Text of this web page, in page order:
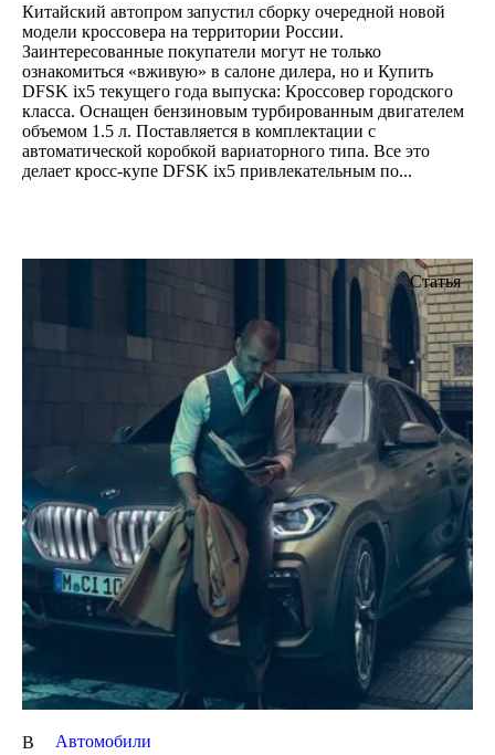
Китайский автопром запустил сборку очередной новой
модели кроссовера на территории России.
Заинтересованные покупатели могут не только
ознакомиться «вживую» в салоне дилера, но и Купить
DFSK ix5 текущего года выпуска: Кроссовер городского
класса. Оснащен бензиновым турбированным двигателем
объемом 1.5 л. Поставляется в комплектации с
автоматической коробкой вариаторного типа. Все это
делает кросс-купе DFSK ix5 привлекательным по...
Статья
В Автомобили